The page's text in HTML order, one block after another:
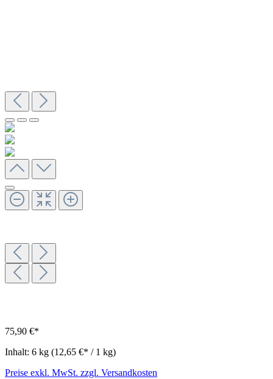
75,90 €*
Inhalt: 6 kg (12,65 €* / 1 kg)
Preise exkl. MwSt. zzgl. Versandkosten